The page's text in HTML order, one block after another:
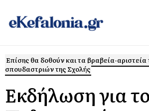
Επίσης θα δοθούν και τα βραβεία-
σπουδαστριών της Σχολής
Εκδήλωση για το